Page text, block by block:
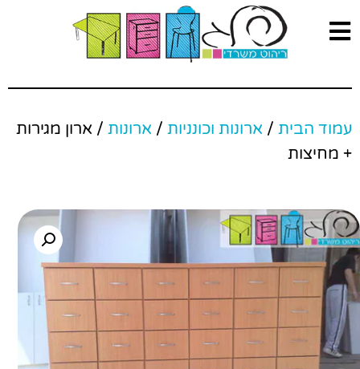
עמוד הבית/ ארונות וכונניות/ ארונות/ ארון מגירות
+ מחיצות